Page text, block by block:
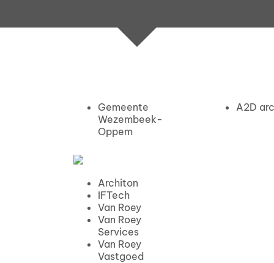
Gemeente
Wezembeek-
Oppem
A2D
Architon
IFTech
Van Roey
Van Roey
Services
Van Roey
Vastgoed